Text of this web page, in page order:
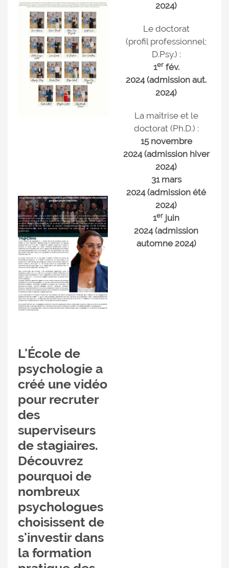
L'École de
psychologie a
créé une vidéo
pour recruter
des
superviseurs
de stagiaires.
Découvrez
pourquoi de
nombreux
psychologues
choisissent de
s'investir dans
la formation
2024)
Le doctorat
(profil professionnel;
D.Psy.) :
1erfév.
2024(admission aut.
2024)
La maîtrise et le
doctorat (Ph.D.) :
15 novembre
2024 (admission hiver
2024)
31 mars
2024(admission été
2024)
1er juin
2024 (admission
automne 2024)